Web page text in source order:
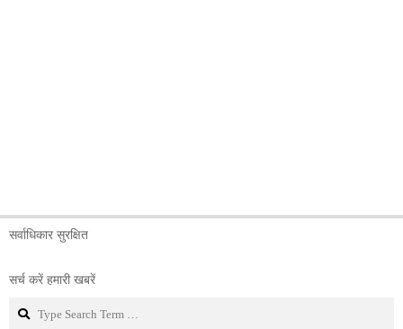
सर्वाधिकार सुरक्षित
सर्च करें हमारी खबरें